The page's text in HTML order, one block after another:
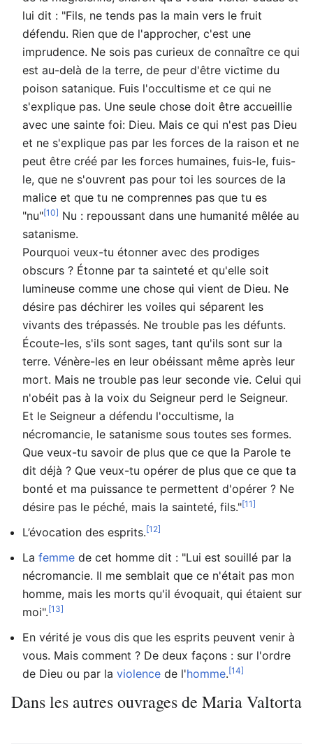
lui dit : "Fils, ne tends pas la main vers le fruit
défendu. Rien que de l'approcher, c'est une
imprudence. Ne sois pas curieux de connaître ce qui
est au-delà de la terre, de peur d'être victime du
poison satanique. Fuis l'occultisme et ce qui ne
s'explique pas. Une seule chose doit être accueillie
avec une sainte foi: Dieu. Mais ce qui n'est pas Dieu
et ne s'explique pas par les forces de la raison et ne
peut être créé par les forces humaines, fuis-le, fuis-
le, que ne s'ouvrent pas pour toi les sources de la
malice et que tu ne comprennes pas que tu es
"nu"[10] Nu : repoussant dans une humanité mêlée au
satanisme.
Pourquoi veux-tu étonner avec des prodiges
obscurs ? Étonne par ta sainteté et qu'elle soit
lumineuse comme une chose qui vient de Dieu. Ne
désire pas déchirer les voiles qui séparent les
vivants des trépassés. Ne trouble pas les défunts.
Écoute-les, s'ils sont sages, tant qu'ils sont sur la
terre. Vénère-les en leur obéissant même après leur
mort. Mais ne trouble pas leur seconde vie. Celui qui
n'obéit pas à la voix du Seigneur perd le Seigneur.
Et le Seigneur a défendu l'occultisme, la
nécromancie, le satanisme sous toutes ses formes.
Que veux-tu savoir de plus que ce que la Parole te
dit déjà ? Que veux-tu opérer de plus que ce que ta
bonté et ma puissance te permettent d'opérer ? Ne
désire pas le péché, mais la sainteté, fils."[11]
L’évocation des esprits.[12]
La femme de cet homme dit : "Lui est souillé par la
nécromancie. Il me semblait que ce n'était pas mon
homme, mais les morts qu'il évoquait, qui étaient sur
moi".[13]
En vérité je vous dis que les esprits peuvent venir à
vous. Mais comment ? De deux façons : sur l'ordre
de Dieu ou par la violence de l'homme.[14]
Dans les autres ouvrages de Maria Valtorta